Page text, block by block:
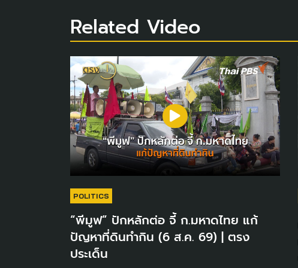
Related Video
POLITICS
“พีมูฟ” ปักหลักต่อ จี้ ก.มหาดไทย แก้
ปัญหาที่ดินทำกิน (6 ส.ค. 69) | ตรง
ประเด็น